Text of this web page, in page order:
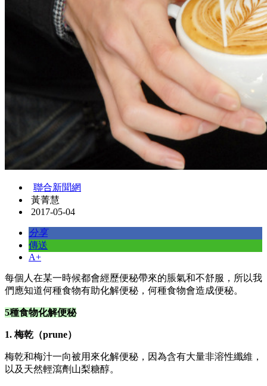
聯合新聞網
黃菁慧
2017-05-04
分享
傳送
A+
每個人在某一時候都會經歷便秘帶來的脹氣和不舒服，所以我
們應知道何種食物有助化解便秘，何種食物會造成便秘。
5種食物化解便秘
1. 梅乾（prune）
梅乾和梅汁一向被用來化解便秘，因為含有大量非溶性纖維，
以及天然輕瀉劑山梨糖醇。